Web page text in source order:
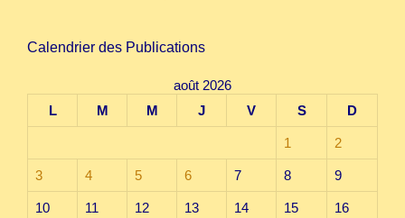
Calendrier des Publications
août 2026
L
M M J V S D
1 2
3 4 5 6 7 8 9
10 11 12 13 14 15 16